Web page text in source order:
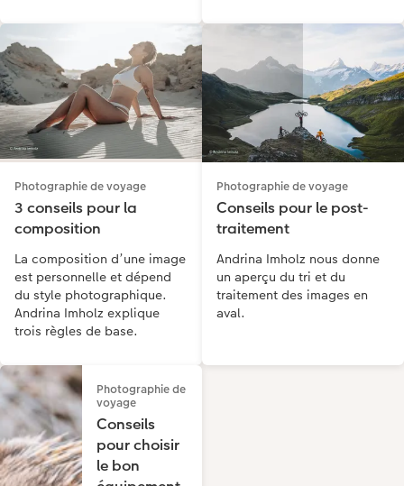
Photographie de voyage
3 conseils pour la
composition
La composition d’une image
est personnelle et dépend
du style photographique.
Andrina Imholz explique
trois règles de base.
Photographie de voyage
Conseils pour le post-
traitement
Andrina Imholz nous donne
un aperçu du tri et du
traitement des images en
aval.
Photographie de
voyage
Conseils
pour choisir
le bon